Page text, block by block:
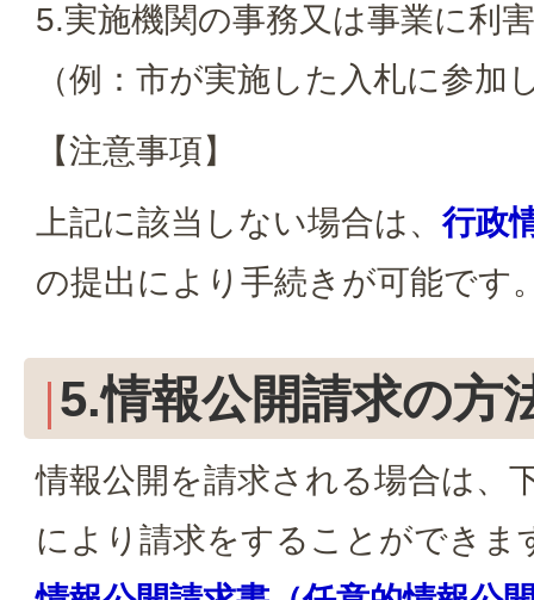
5.実施機関の事務又は事業に利
（例：市が実施した入札に参加
【注意事項】
上記に該当しない場合は、 行政
の提出により手続きが可能です
5.情報公開請求の方
情報公開を請求される場合は、
により請求をすることができま